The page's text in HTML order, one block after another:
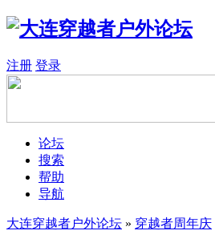
注册 登录
论坛
搜索
帮助
导航
大连穿越者户外论坛 » 穿越者周年庆